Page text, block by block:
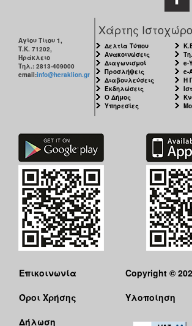
Αγίου Τίτου 1,
Τ.Κ. 71202,
Ηράκλειο
Τηλ.: 2813-409000
email:info@heraklion.gr
Χάρτης
Δελτία Τύπου
Ανακοινώσεις
Διαγωνισμοί
Προσλήψεις
Διαβουλεύσεις
Εκδηλώσεις
Ο Δήμος
Υπηρεσίες
e-
e-
Η
Επικοινωνία
Όροι Χρήσης
Δήλωση
Copyright ©
Υλοποίηση